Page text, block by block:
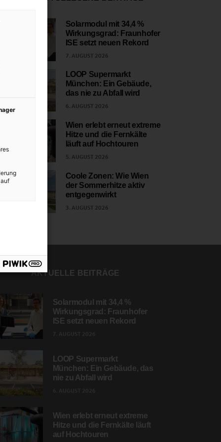
Solarmodul mit 34,4 %
Wirkungsgrad: Fraunhofer
ISE setzt neuen Rekord
7. AUGUST 2026
LOOP Supermarkt
München: Ein Gebäude,
das nie zu Abfall wird
6. AUGUST 2026
Wien erlebt erneut extreme
Hitze und die Fernkälte
läuft auf Hochtouren
5. AUGUST 2026
Coole Zonen: Wie Wien
der Sommerhitze aktiv
entgegenwirkt
3. AUGUST 2026
AKTUELLE BEITRÄGE
Solarmodul mit 34,4 %
Wirkungsgrad: Fraunhofer
ISE setzt neuen Rekord
LOOP Supermarkt
München: Ein Gebäude, das
nie zu Abfall wird
Wien erlebt erneut extreme
Hitze und die Fernkälte läuft
auf Hochtouren